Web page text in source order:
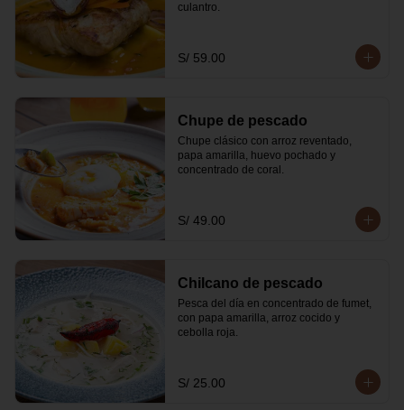
culantro.
S/ 59.00
Chupe de pescado
Chupe clásico con arroz reventado,
papa amarilla, huevo pochado y
concentrado de coral.
S/ 49.00
Chilcano de pescado
Pesca del día en concentrado de fumet,
con papa amarilla, arroz cocido y
cebolla roja.
S/ 25.00